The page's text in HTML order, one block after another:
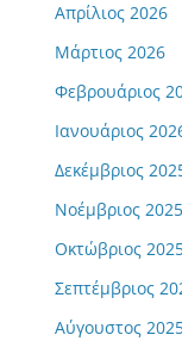
Απρίλιος 2026
Μάρτιος 2026
Φεβρουάριος
Ιανουάριος
Δεκέμβριος
Νοέμβριος 2025
Οκτώβριος
Σεπτέμβριος
Αύγουστος